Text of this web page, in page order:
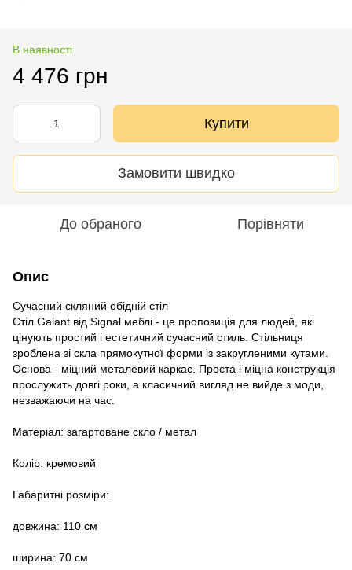
В наявності
4 476 грн
Купити
Замовити швидко
До обраного Порівняти
Опис
Сучасний скляний обідній стіл
Стіл Galant від Signal меблі - це пропозиція для людей, які
цінують простий і естетичний сучасний стиль. Стільниця
зроблена зі скла прямокутної форми із закругленими кутами.
Основа - міцний металевий каркас. Проста і міцна конструкція
прослужить довгі роки, а класичний вигляд не вийде з моди,
незважаючи на час.
Матеріал: загартоване скло / метал
Колір: кремовий
Габаритні розміри:
довжина: 110 см
ширина: 70 см